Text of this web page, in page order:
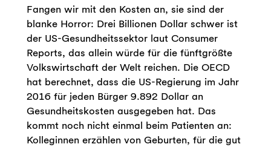
Fangen wir mit den Kosten an, sie sind der
blanke Horror: Drei Billionen Dollar schwer ist
der US-Gesundheitssektor laut Consumer
Reports, das allein würde für die fünftgrößte
Volkswirtschaft der Welt reichen. Die OECD
hat berechnet, dass die US-Regierung im Jahr
2016 für jeden Bürger 9.892 Dollar an
Gesundheitskosten ausgegeben hat. Das
kommt noch nicht einmal beim Patienten an:
Kolleginnen erzählen von Geburten, für die gut